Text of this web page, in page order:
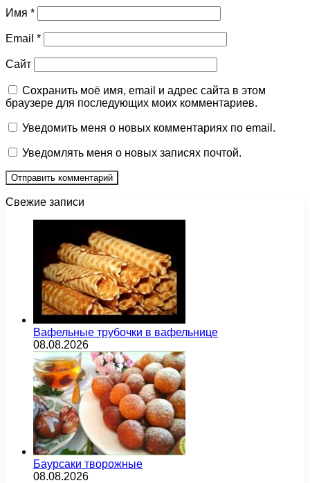
Имя *
Email *
Сайт
Сохранить моё имя, email и адрес сайта в этом
браузере для последующих моих комментариев.
Уведомить меня о новых комментариях по email.
Уведомлять меня о новых записях почтой.
Свежие записи
Вафельные трубочки в вафельнице
08.08.2026
Баурсаки творожные
08.08.2026